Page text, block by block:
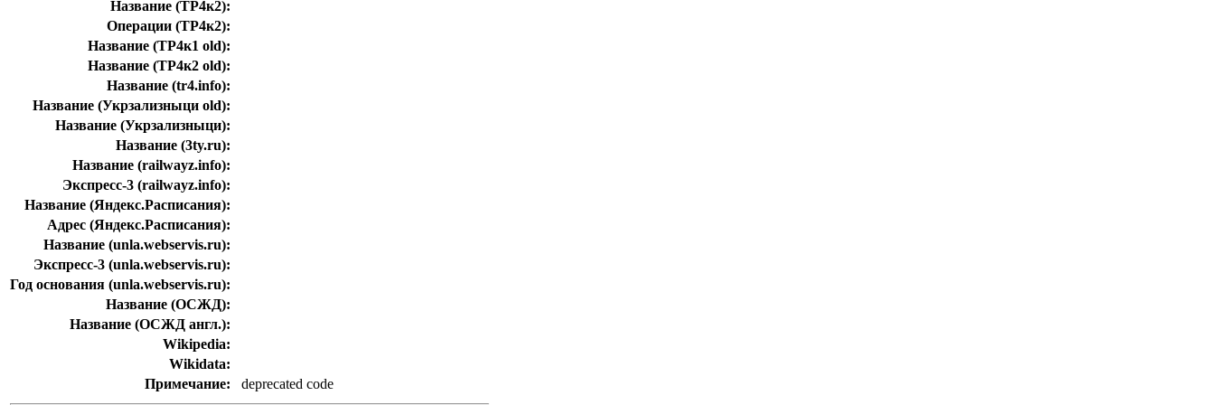
Название (ТР4к2):
Операции (ТР4к2):
Название (ТР4к1 old):
Название (ТР4к2 old):
Название (tr4.info):
Название (Укрзализныци old):
Название (Укрзализныци):
Название (3ty.ru):
Название (railwayz.info):
Экспресс-3 (railwayz.info):
Название (Яндекс.Расписания):
Адрес (Яндекс.Расписания):
Название (unla.webservis.ru):
Экспресс-3 (unla.webservis.ru):
Год основания (unla.webservis.ru):
Название (ОСЖД):
Название (ОСЖД англ.):
Wikipedia:
Wikidata:
Примечание:
deprecated code